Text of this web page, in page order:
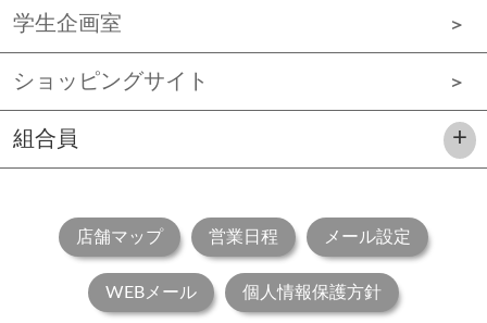
学生企画室
ショッピングサイト
組合員
店舗マップ 営業日程 メール設定
WEBメール 個人情報保護方針